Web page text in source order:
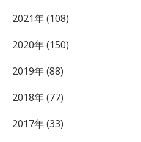
2021年 (108)
2020年 (150)
2019年 (88)
2018年 (77)
2017年 (33)